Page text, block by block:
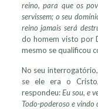
reino, para que os
servissem; o seu
reino jamais será
do homem visto por
mesmo se qualificou
No seu
se ele era o
respondeu:Eu sou, e
Todo-poderoso e vindo